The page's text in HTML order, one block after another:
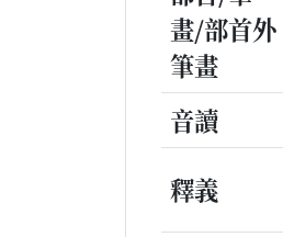
畫/部首外
筆畫
音讀
釋義